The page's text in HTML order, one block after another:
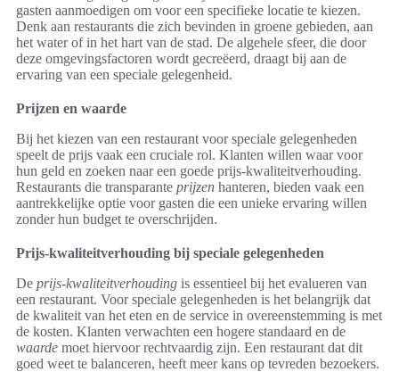
gasten aanmoedigen om voor een specifieke locatie te kiezen.
Denk aan restaurants die zich bevinden in groene gebieden, aan
het water of in het hart van de stad. De algehele sfeer, die door
deze omgevingsfactoren wordt gecreëerd, draagt bij aan de
ervaring van een speciale gelegenheid.
Prijzen en waarde
Bij het kiezen van een restaurant voor speciale gelegenheden
speelt de prijs vaak een cruciale rol. Klanten willen waar voor
hun geld en zoeken naar een goede prijs-kwaliteitverhouding.
Restaurants die transparante prijzen hanteren, bieden vaak een
aantrekkelijke optie voor gasten die een unieke ervaring willen
zonder hun budget te overschrijden.
Prijs-kwaliteitverhouding bij speciale gelegenheden
De prijs-kwaliteitverhouding is essentieel bij het evalueren van
een restaurant. Voor speciale gelegenheden is het belangrijk dat
de kwaliteit van het eten en de service in overeenstemming is met
de kosten. Klanten verwachten een hogere standaard en de
waarde moet hiervoor rechtvaardig zijn. Een restaurant dat dit
goed weet te balanceren, heeft meer kans op tevreden bezoekers.